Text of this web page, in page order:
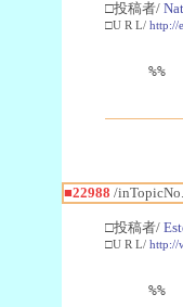
□投稿者/
□U R L/ http://
%%
■22988 /
□投稿者/
□U R L/ http://
%%